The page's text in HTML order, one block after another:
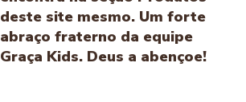
deste site mesmo. Um forte
abraço fraterno da equipe
Graça Kids. Deus a abençoe!